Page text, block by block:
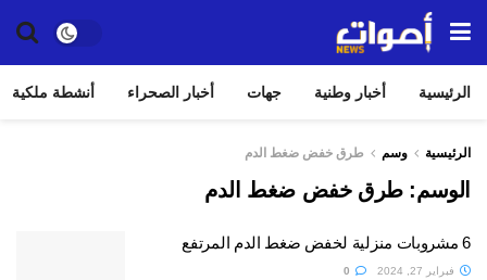
الرئيسية أخبار وطنية جهات أخبار الصحراء أنشطة ملكية
الرئيسية وسم طرق خفض ضغط الدم
الوسم:طرق خفض ضغط الدم
6 مشروبات منزلية لخفض ضغط الدم المرتفع
فبراير 27, 2024